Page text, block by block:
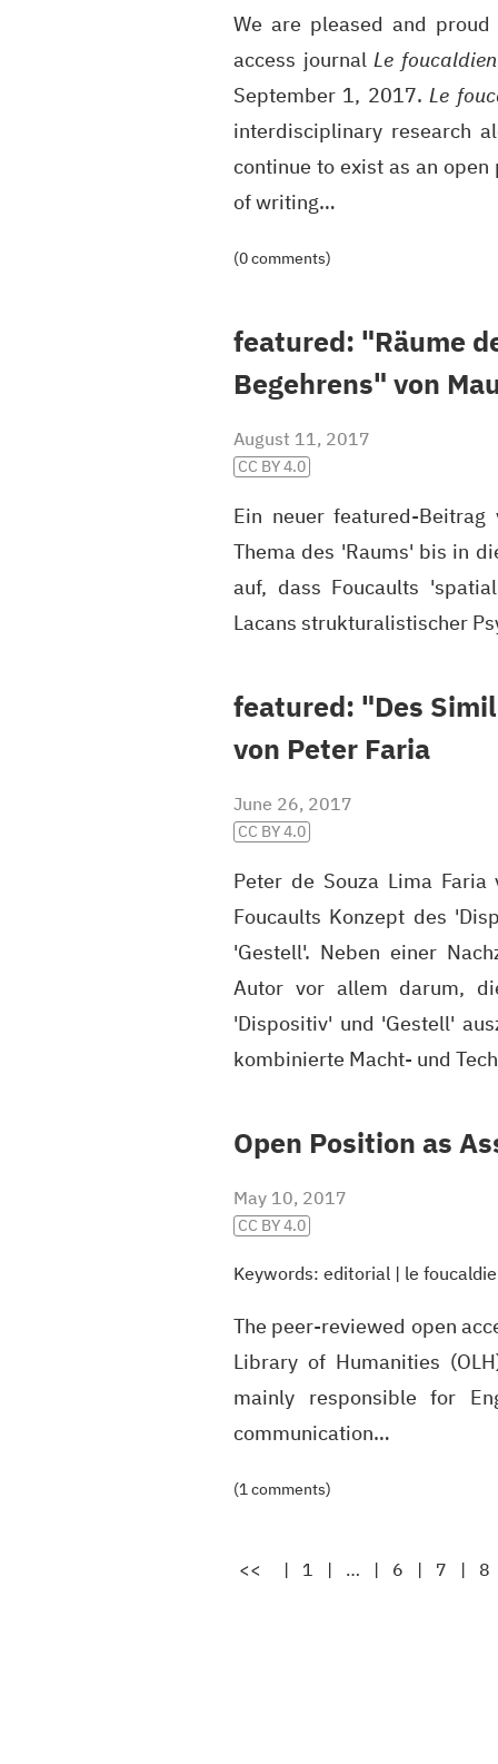
We are pleased and
access journalLe foucaldien
September 1, 2017.Le
interdisciplinary research
continue to exist as an
of writing…
(0 comments)
featured: "Räume
Begehrens" von
August 11, 2017
CC BY 4.0
Ein neuer featured-
Thema des 'Raums' bis in
auf, dass Foucaults
Lacans strukturalistischer
featured: "Des
von Peter Faria
June 26, 2017
CC BY 4.0
Peter de Souza Lima
Foucaults Konzept des
'Gestell'. Neben einer
Autor vor allem darum,
'Dispositiv' und 'Gestell'
kombinierte Macht- und
Open Position as
May 10, 2017
CC BY 4.0
Keywords: editorial | le
The peer-reviewed open
Library of Humanities (OLH
mainly responsible for
communication…
(1 comments)
<< | 1 | … | 6 | 7 | 8